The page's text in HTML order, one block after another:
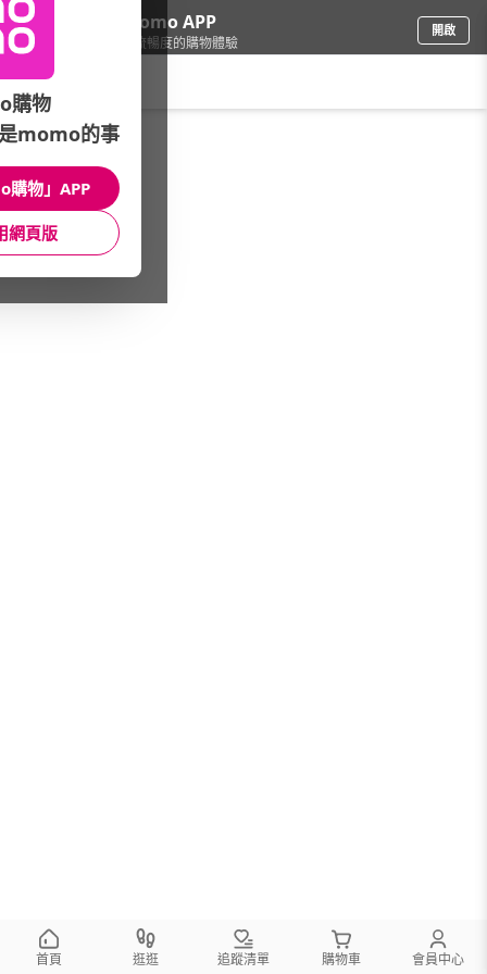
下載momo APP
給你3倍流暢度的購物體驗
開啟
車/汽車百貨/活動專區
館長推薦 月銷量
首頁 逛逛 追蹤清單 購物車 會員中心
購物
momo的事
購物」APP
網頁版